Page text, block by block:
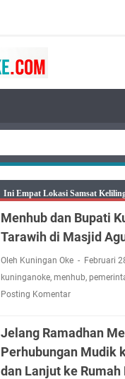
Jumat 7 Agustus 2026 Mobil
Kecamatan Sindangagung
Dicabut Dari Hidupmu, Kamu
Kelaparan Meskipun Memiliki
Salat Lima Waktu itu Bukan
juga Tempat Beristirahat yang
Nobar Final Piala Presiden 2026
Sangat Seru
Warga Mulai Kesulitan Air
Menhub dan Bupati
Tarawih di Masjid
Oleh Kuningan Oke
Februari
kuninganoke, menhub,
Posting Komentar
Jelang Ramadhan
Perhubungan Mudik
dan Lanjut ke Rumah